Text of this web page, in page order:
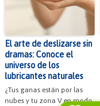
El arte de deslizarse sin
dramas: Conoce el
universo de los
lubricantes naturales
¿Tus ganas están por las
nubes y tu zona V en modo